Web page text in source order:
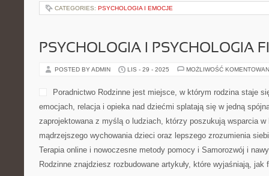
CATEGORIES: PSYCHOLOGIA I EMOCJE
PSYCHOLOGIA I PSYCHOLOGIA
POSTED BY ADMIN LIS - 29 - 2025 MOŻLIWOŚĆ
Poradnictwo Rodzinne jest miejsce, w którym rodzina staje
emocjach, relacja i opieka nad dziećmi splatają się w jedną
zaprojektowana z myślą o ludziach, którzy poszukują wsparcia w
mądrzejszego wychowania dzieci oraz lepszego zrozumienia
Terapia online i nowoczesne metody pomocy i Samorozwój i
Rodzinne znajdziesz rozbudowane artykuły, które wyjaśniają,